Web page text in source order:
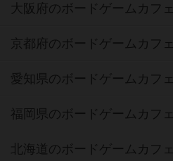
大阪府のボードゲームカフェ
京都府のボードゲームカフェ
愛知県のボードゲームカフェ
福岡県のボードゲームカフェ
北海道のボードゲームカフェ